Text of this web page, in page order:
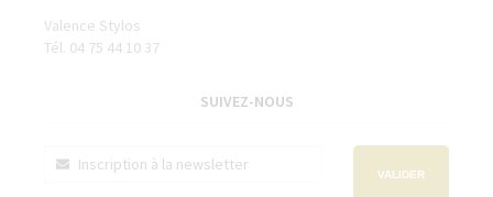
Valence Stylos
Tél. 04 75 44 10 37
SUIVEZ-NOUS
VALIDER